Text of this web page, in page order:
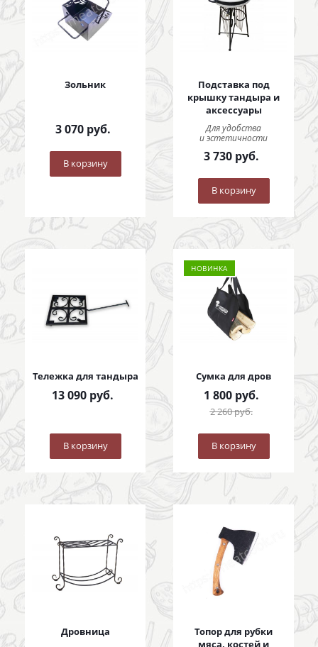
Зольник
3 070руб.
В корзину
Подставка под
крышку тандыра и
аксессуары
Для удобства
и эстетичности
3 730руб.
В корзину
Тележка для тандыра
13 090 руб.
В корзину
НОВИНКА
Сумка для дров
1 800руб.
2 260руб.
В корзину
Дровница
Топор для рубки
мяса, костей и